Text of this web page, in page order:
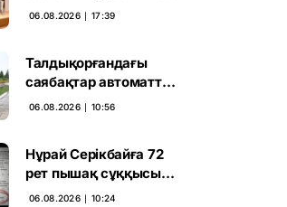
партиялардың
06.08.2026 ∣ 17:39
Талдықорғандағы
саябақтар автоматты
жүйемен суарылады
06.08.2026 ∣ 10:56
Нұрай Серікбайға 72
рет пышақ сұққысы
келгенін жазған адам
06.08.2026 ∣ 10:24